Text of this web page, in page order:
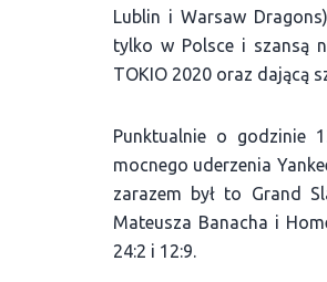
Lublin i Warsaw
tylko w Polsce i szansą
TOKIO 2020 oraz dającą
Punktualnie o godzinie
mocnego uderzenia
zarazem był to Grand
Mateusza Banacha i
24:2 i 12:9.